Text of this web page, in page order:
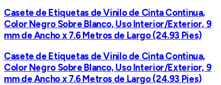
Casete de Etiquetas de Vinilo de Cinta Continua,
Color Negro Sobre Blanco, Uso Interior/Exterior, 9
mm de Ancho x 7.6 Metros de Largo (24.93 Pies)
Casete de Etiquetas de Vinilo de Cinta Continua,
Color Negro Sobre Blanco, Uso Interior/Exterior, 9
mm de Ancho x 7.6 Metros de Largo (24.93 Pies)